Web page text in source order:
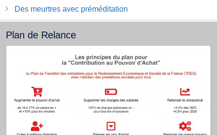
Des meurtres avec préméditation
Plan de Relance